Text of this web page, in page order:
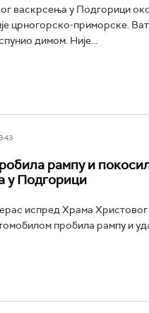
васкрсења у Подгорици
црногорско-приморске.
димом. Није...
рампу и
у Подгорици
испред Храма
пробила рампу и